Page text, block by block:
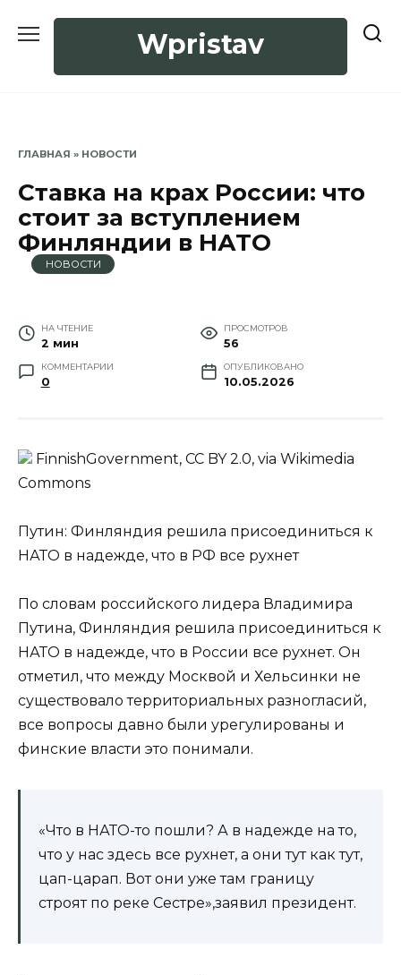
Wpristav
ГЛАВНАЯ » НОВОСТИ
Ставка на крах России: что
стоит за вступлением
Финляндии в НАТО
НОВОСТИ
НА ЧТЕНИЕ
2 мин
ПРОСМОТРОВ
56
КОММЕНТАРИИ
0
ОПУБЛИКОВАНО
10.05.2026
FinnishGovernment, CC BY 2.0, via Wikimedia
Commons
Путин: Финляндия решила присоединиться к
НАТО в надежде, что в РФ все рухнет
По словам российского лидера Владимира
Путина, Финляндия решила присоединиться к
НАТО в надежде, что в России все рухнет. Он
отметил, что между Москвой и Хельсинки не
существовало территориальных разногласий,
все вопросы давно были урегулированы и
финские власти это понимали.
«Что в НАТО-то пошли? А в надежде на то,
что у нас здесь все рухнет, а они тут как тут,
цап-царап. Вот они уже там границу
строят по реке Сестре»,заявил президент.